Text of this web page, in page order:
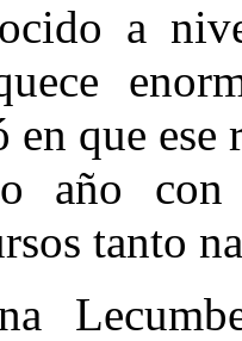
a
en que
año
tanto